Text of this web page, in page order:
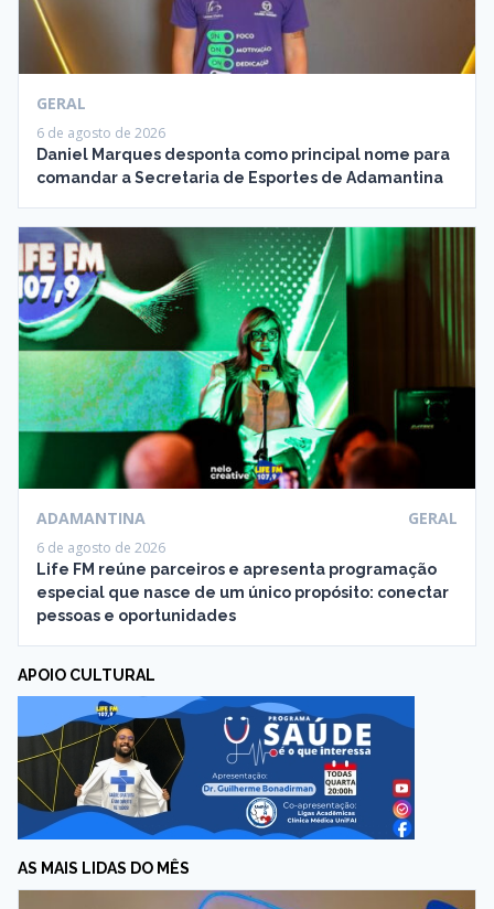
GERAL
6 de agosto de 2026
Daniel Marques desponta como principal nome para
comandar a Secretaria de Esportes de Adamantina
ADAMANTINA GERAL
6 de agosto de 2026
Life FM reúne parceiros e apresenta programação
especial que nasce de um único propósito: conectar
pessoas e oportunidades
APOIO CULTURAL
AS MAIS LIDAS DO MÊS